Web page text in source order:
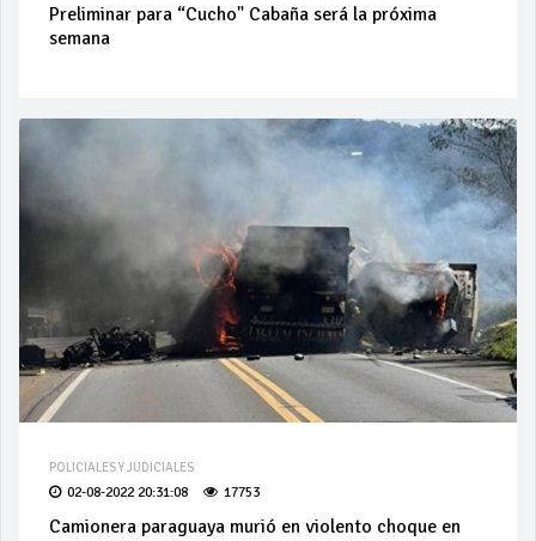
Preliminar para “Cucho" Cabaña será la próxima
semana
POLICIALES Y JUDICIALES
02-08-2022 20:31:08 17753
Camionera paraguaya murió en violento choque en